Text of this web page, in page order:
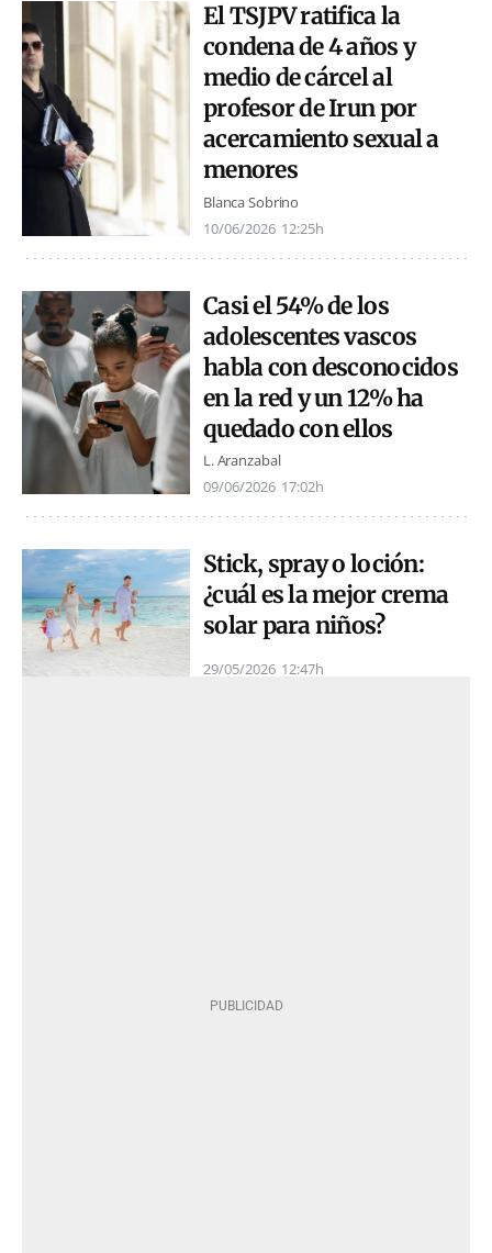
El TSJPV ratifica la
condena de 4 años y
medio de cárcel al
profesor de Irun por
acercamiento sexual a
menores
Blanca Sobrino
10/06/2026 12:25h
Casi el 54% de los
adolescentes vascos
habla con desconocidos
en la red y un 12% ha
quedado con ellos
L. Aranzabal
09/06/2026 17:02h
Stick, spray o loción:
¿cuál es la mejor crema
solar para niños?
29/05/2026 12:47h